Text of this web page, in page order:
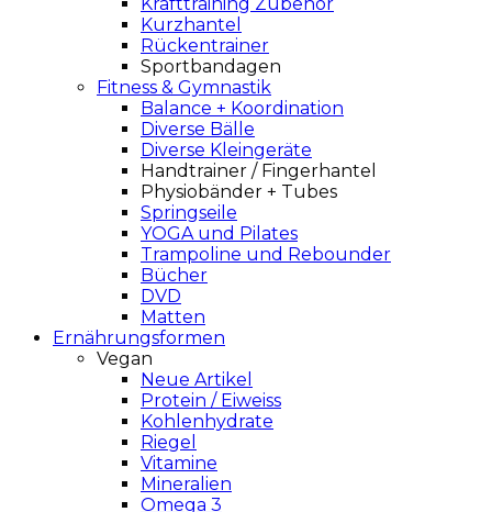
Kurzhantel
Rückentrainer
Sportbandagen
Fitness & Gymnastik
Balance + Koordination
Diverse Bälle
Diverse Kleingeräte
Handtrainer / Fingerhantel
Physiobänder + Tubes
Springseile
YOGA und Pilates
Trampoline und Rebounder
Bücher
DVD
Matten
Ernährungsformen
Vegan
Neue Artikel
Protein / Eiweiss
Kohlenhydrate
Riegel
Vitamine
Mineralien
Omega 3